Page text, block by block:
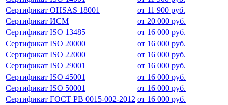
Сертификат OHSAS 18001
от 11 900 руб.
Сертификат ИСМ
от 20 000 руб.
Сертификат ISO 13485
от 16 000 руб.
Сертификат ISO 20000
от 16 000 руб.
Сертификат ISO 22000
от 16 000 руб.
Сертификат ISO 29001
от 16 000 руб.
Сертификат ISO 45001
от 16 000 руб.
Сертификат ISO 50001
от 16 000 руб.
Сертификат ГОСТ РВ 0015-002-2012 от 16 000 руб.